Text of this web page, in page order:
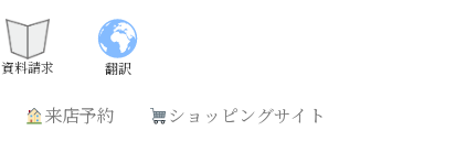
来店予約
資料請求 翻訳
来店予約 ショッピングサイト